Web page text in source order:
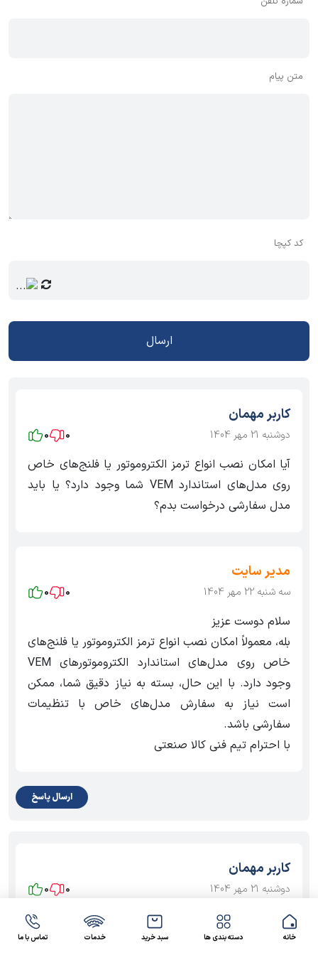
متن پیام
کد کپچا
ارسال
کاربر مهمان
دوشنبه 21 مهر 1404 0
0
آیا امکان نصب انواع ترمز الکتروموتور یا فلنج‌های خاص
روی مدل‌های استاندارد VEM شما وجود دارد؟ یا باید
مدل سفارشی درخواست بدم؟
مدیر سایت
سه شنبه 22 مهر 1404 0
0
سلام دوست عزیز
بله، معمولاً امکان نصب انواع ترمز الکتروموتور یا فلنج‌های
خاص روی مدل‌های استاندارد الکتروموتورهای VEM
وجود دارد. با این حال، بسته به نیاز دقیق شما، ممکن
است نیاز به سفارش مدل‌های خاص با تنظیمات
سفارشی باشد.
با احترام تیم فنی کالا صنعتی
ارسال پاسخ
کاربر مهمان
دوشنبه 21 مهر 1404 0
0
سلام وقت بخیر. برای یک فن سانتریفیوژ که نیاز به توان
1.5 کیلووات داره، آیا مدل‌های الکتروموتور VEM سه‌ فاز
خانه دسته بندی ها سبد خرید خدمات تماس با ما